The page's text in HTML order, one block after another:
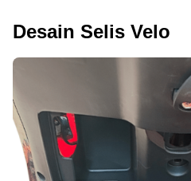
Desain Selis Velo